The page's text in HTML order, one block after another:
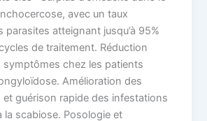
avec un taux
parasites atteignant jusqu’à 95%
de traitement. Réduction
symptômes chez les patients
Amélioration des
guérison rapide des infestations
la scabiose. Posologie et